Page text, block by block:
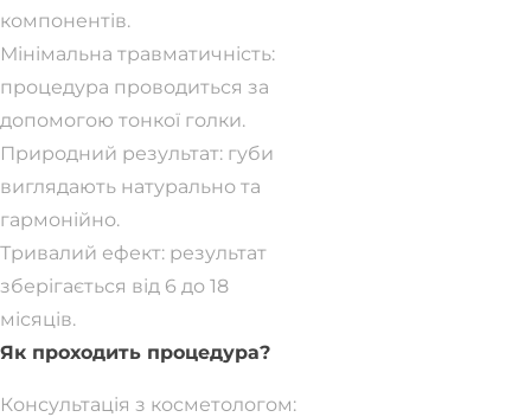
компонентів.
Мінімальна травматичність:
процедура проводиться за
допомогою тонкої голки.
Природний результат: губи
виглядають натурально та
гармонійно.
Тривалий ефект: результат
зберігається від 6 до 18
місяців.
Як проходить процедура?
Консультація з косметологом: